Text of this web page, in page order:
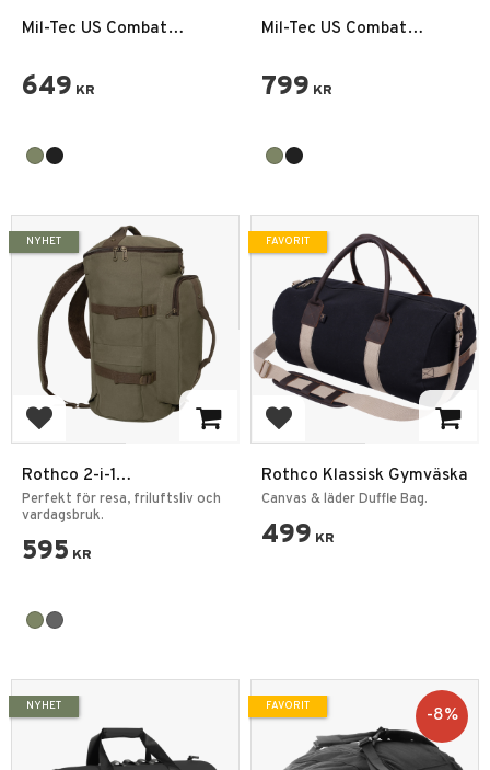
Mil-Tec US Combat
25L Small
649 KR
Mil-Tec US Combat
799 KR
Lägg till i favoriter
Rothco 2-i-1
Duffelryggsäck i Canvas –
30L, 19 tum
Perfekt för resa, friluftsliv och
vardagsbruk.
595 KR
NYHET
Lägg till i favoriter
Rothco Klassisk Gymväska
Canvas & läder Duffle Bag.
499 KR
FAVORIT
NYHET 8%
FAVORIT